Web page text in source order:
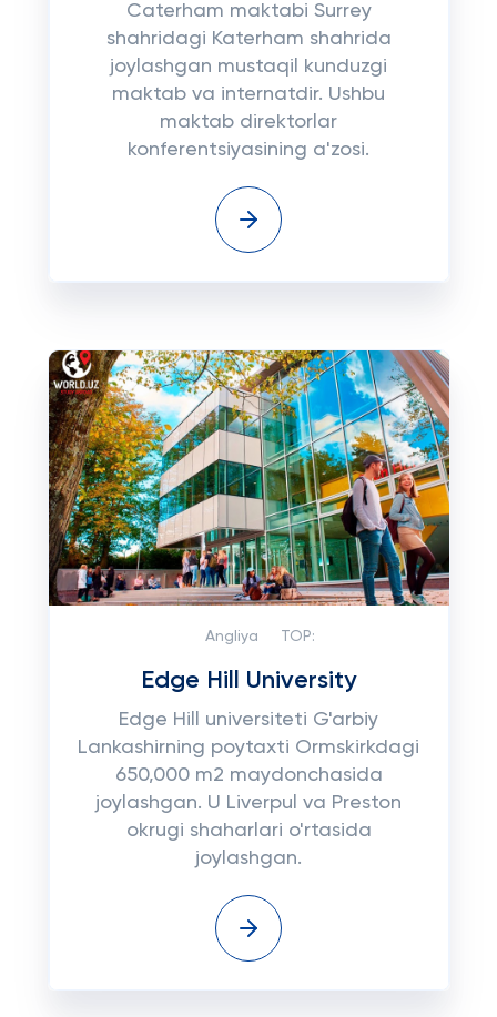
Caterham maktabi Surrey
shahridagi Katerham shahrida
joylashgan mustaqil kunduzgi
maktab va internatdir. Ushbu
maktab direktorlar
konferentsiyasining a'zosi.
Angliya TOP:
Edge Hill University
Edge Hill universiteti G'arbiy
Lankashirning poytaxti Ormskirkdagi
650,000 m2 maydonchasida
joylashgan. U Liverpul va Preston
okrugi shaharlari o'rtasida
joylashgan.